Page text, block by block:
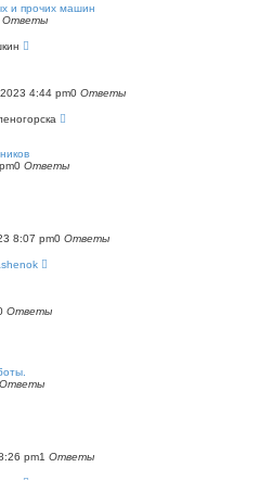
и прочих машин
Ответы
4:44 pm0 Ответы
0 Ответы
8:07 pm0 Ответы
Ответы
Ответы
pm1 Ответы